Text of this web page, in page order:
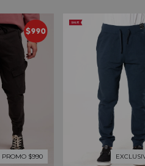
PROMO $990